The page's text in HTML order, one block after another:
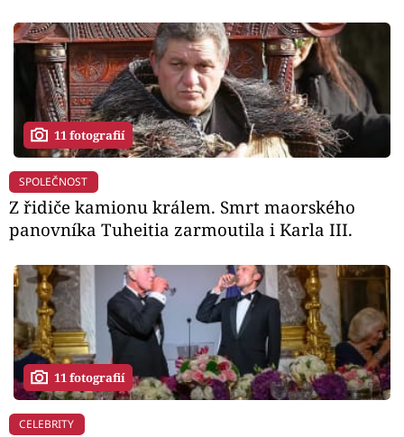
11 fotografií
SPOLEČNOST
Z řidiče kamionu králem. Smrt maorského
panovníka Tuheitia zarmoutila i Karla III.
11 fotografií
CELEBRITY